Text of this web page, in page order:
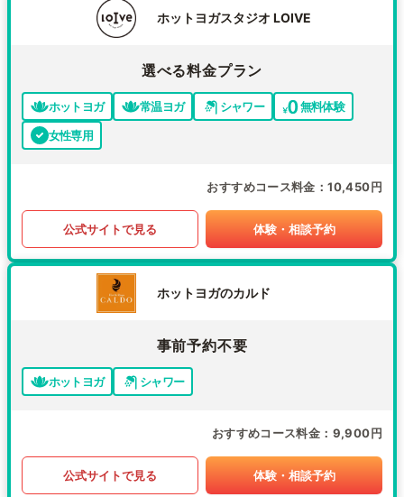
ホットヨガスタジオ LOIVE
選べる料金プラン
ホットヨガ 常温ヨガ シャワー
無料体験
女性専用
おすすめコース料金 10,450円
公式サイトで見る 体験・相談予約
ホットヨガのカルド
事前予約不要
ホットヨガ シャワー
おすすめコース料金 9,900円
公式サイトで見る 体験・相談予約